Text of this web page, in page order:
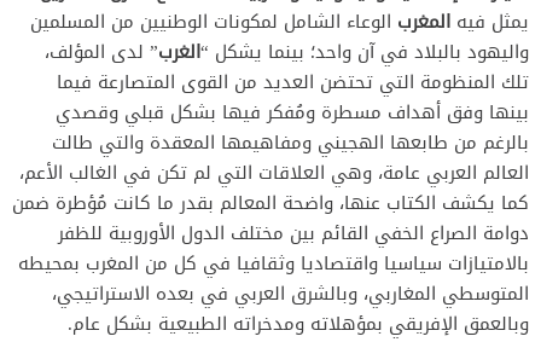
يمثل فيه المغرب الوعاء الشامل لمكونات الوطنيين من المسلمين
واليهود بالبلاد في آن واحد؛ بينما يشكل “الغرب” لدى المؤلف،
تلك المنظومة التي تحتضن العديد من القوى المتصارعة فيما
بينها وفق أهداف مسطرة ومُفكر فيها بشكل قبلي وقصدي
بالرغم من طابعها الهجيني ومفاهيمها المعقدة والتي طالت
العالم العربي عامة، وهي العلاقات التي لم تكن في الغالب الأعم،
كما يكشف الكتاب عنها، واضحة المعالم بقدر ما كانت مُؤطرة ضمن
دوامة الصراع الخفي القائم بين مختلف الدول الأوروبية للظفر
بالامتيازات سياسيا واقتصاديا وثقافيا في كل من المغرب بمحيطه
المتوسطي المغاربي، وبالشرق العربي في بعده الاستراتيجي،
وبالعمق الإفريقي بمؤهلاته ومدخراته الطبيعية بشكل عام.